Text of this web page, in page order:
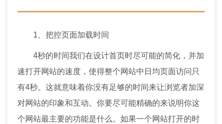
1、把控页面加载时间
4秒的时间我们在设计首页时尽可能的简化，并加
速打开网站的速度，使得整个网站中日均页面访问只
有4秒。这就意味着你没有足够的时间来让浏览者加深
对网站的印象和互动。你要尽可能精确的来说明你这
个网站最主要的功能是什么。如果一个网站打开的时